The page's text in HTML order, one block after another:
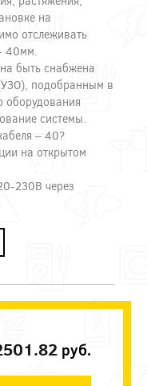
на
отслеживать
40мм.
быть снабжена
подобранным в
оборудования
системы.
– 40?
на открытом
230В через
руб.